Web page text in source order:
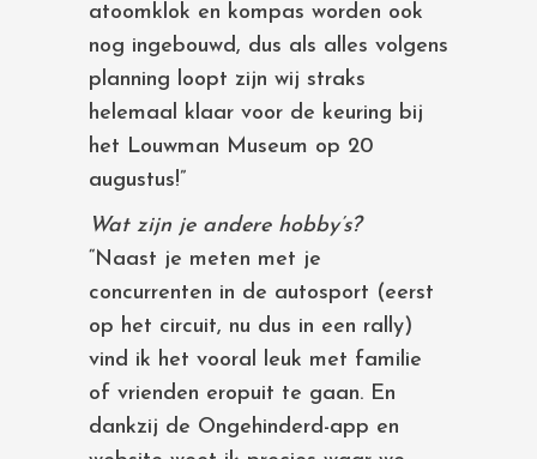
atoomklok en kompas worden ook
nog ingebouwd, dus als alles volgens
planning loopt zijn wij straks
helemaal klaar voor de keuring bij
het Louwman Museum op 20
augustus!”
Wat zijn je andere hobby’s?
“Naast je meten met je
concurrenten in de autosport (eerst
op het circuit, nu dus in een rally)
vind ik het vooral leuk met familie
of vrienden eropuit te gaan. En
dankzij de Ongehinderd-app en